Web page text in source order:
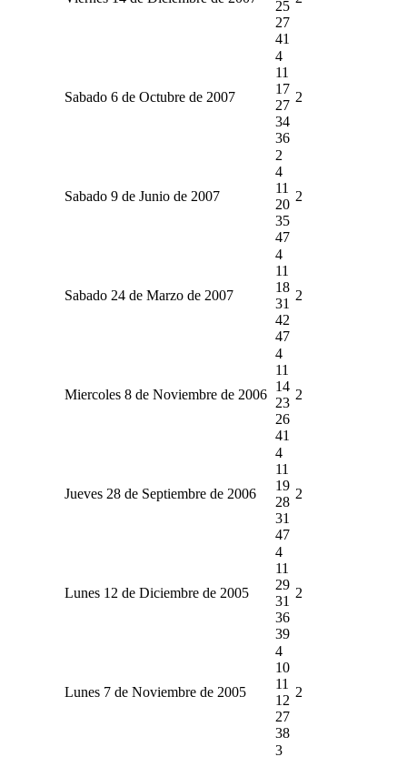
25
27
41
Sabado 6 de Octubre de 2007
4
11
17
27
34
36
2
Sabado 9 de Junio de 2007
2
4
11
20
35
47
2
Sabado 24 de Marzo de 2007
4
11
18
31
42
47
2
Miercoles 8 de Noviembre de 2006
4
11
14
23
26
41
2
Jueves 28 de Septiembre de 2006
4
11
19
28
31
47
2
Lunes 12 de Diciembre de 2005
4
11
29
31
36
39
2
Lunes 7 de Noviembre de 2005
4
10
11
12
27
38
2
3